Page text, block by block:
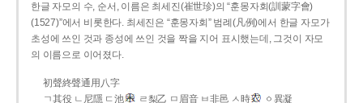
한글 자모의 수, 순서, 이름은 최세진(崔世珍)의 “훈몽자회(訓蒙字會)
(1527)”에서 비롯한다. 최세진은 “훈몽자회” 범례(凡例)에서 한글 자모가
초성에 쓰인 것과 종성에 쓰인 것을 짝을 지어 표시했는데, 그것이 자모
의 이름으로 이어졌다.
初聲終聲通用八字
ㄱ其役 ㄴ尼隱 ㄷ池
ㄹ梨乙 ㅁ眉音 ㅂ非邑 ㅅ時
ㆁ異凝